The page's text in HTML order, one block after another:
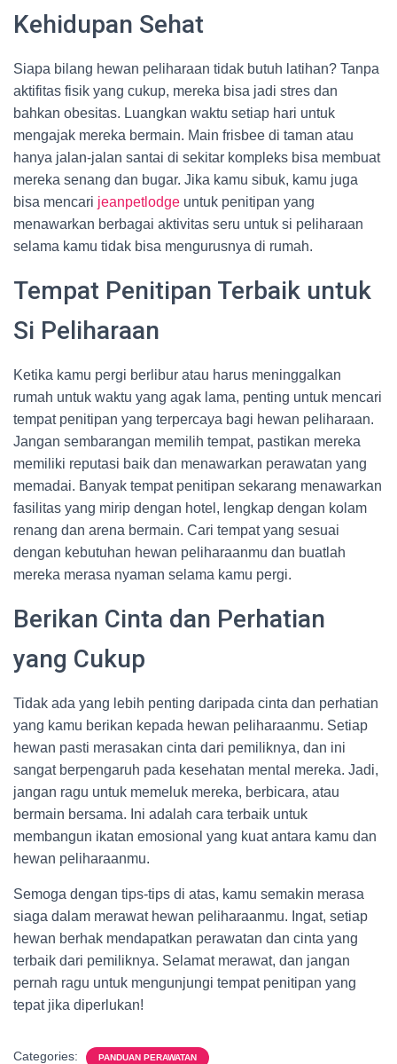
Kehidupan Sehat
Siapa bilang hewan peliharaan tidak butuh latihan? Tanpa
aktifitas fisik yang cukup, mereka bisa jadi stres dan
bahkan obesitas. Luangkan waktu setiap hari untuk
mengajak mereka bermain. Main frisbee di taman atau
hanya jalan-jalan santai di sekitar kompleks bisa membuat
mereka senang dan bugar. Jika kamu sibuk, kamu juga
bisa mencari jeanpetlodge untuk penitipan yang
menawarkan berbagai aktivitas seru untuk si peliharaan
selama kamu tidak bisa mengurusnya di rumah.
Tempat Penitipan Terbaik untuk
Si Peliharaan
Ketika kamu pergi berlibur atau harus meninggalkan
rumah untuk waktu yang agak lama, penting untuk mencari
tempat penitipan yang terpercaya bagi hewan peliharaan.
Jangan sembarangan memilih tempat, pastikan mereka
memiliki reputasi baik dan menawarkan perawatan yang
memadai. Banyak tempat penitipan sekarang menawarkan
fasilitas yang mirip dengan hotel, lengkap dengan kolam
renang dan arena bermain. Cari tempat yang sesuai
dengan kebutuhan hewan peliharaanmu dan buatlah
mereka merasa nyaman selama kamu pergi.
Berikan Cinta dan Perhatian
yang Cukup
Tidak ada yang lebih penting daripada cinta dan perhatian
yang kamu berikan kepada hewan peliharaanmu. Setiap
hewan pasti merasakan cinta dari pemiliknya, dan ini
sangat berpengaruh pada kesehatan mental mereka. Jadi,
jangan ragu untuk memeluk mereka, berbicara, atau
bermain bersama. Ini adalah cara terbaik untuk
membangun ikatan emosional yang kuat antara kamu dan
hewan peliharaanmu.
Semoga dengan tips-tips di atas, kamu semakin merasa
siaga dalam merawat hewan peliharaanmu. Ingat, setiap
hewan berhak mendapatkan perawatan dan cinta yang
terbaik dari pemiliknya. Selamat merawat, dan jangan
pernah ragu untuk mengunjungi tempat penitipan yang
tepat jika diperlukan!
Categories: PANDUAN PERAWATAN